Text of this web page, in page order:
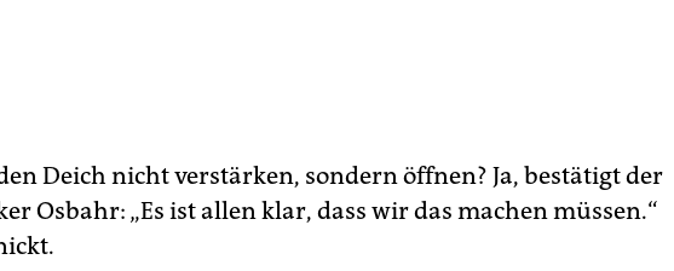
Deich nicht verstärken, sondern öffnen? Ja, bestätigt der
Osbahr: „Es ist allen klar, dass wir das machen müssen.“